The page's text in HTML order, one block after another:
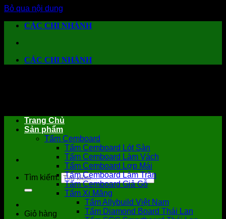
Bỏ qua nội dung
CÁC CHI NHÁNH
CÁC CHI NHÁNH
Tìm kiếm:
Giỏ hàng
Trang Chủ
Sản phẩm
Tấm Cemboard
Tấm Cemboard Lót Sàn
Tấm Cemboard Làm Vách
Tấm Cemboard Lợp Mái
Tấm Cemboard Làm Trần
Tấm Cemboard Giả Gỗ
Tấm Xi Măng
Tấm Allybuild Việt Nam
Tấm Diamond Board Thái Lan